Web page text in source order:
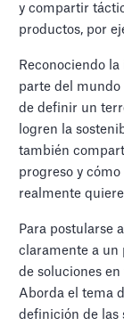
y compartir
productos, por
Reconociendo
parte del mundo
de definir un
logren la
también
progreso y
realmente
Para postularse
claramente a un
de soluciones
Aborda el tema
definición de las